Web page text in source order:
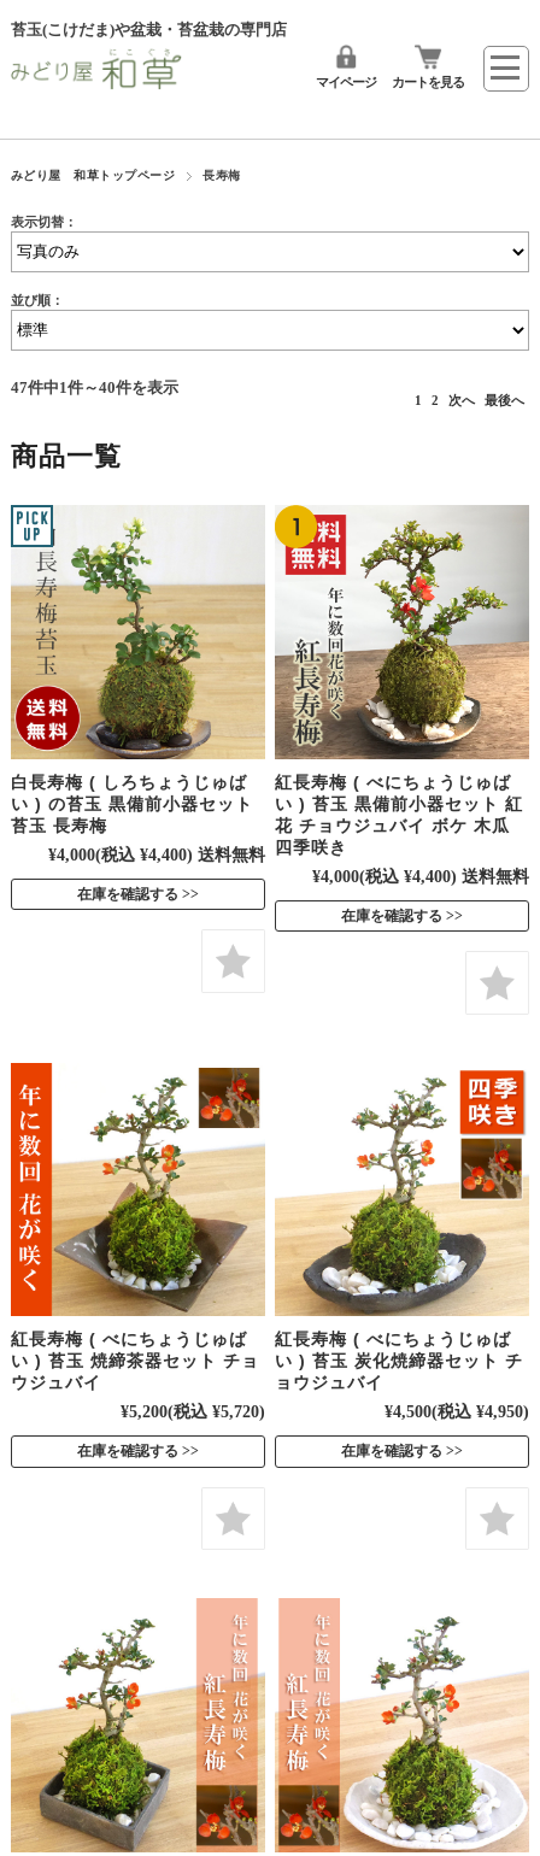
苔玉(こけだま)や盆栽・苔盆栽の専門店
マイページ カートを見る
みどり屋 和草トップページ 長寿梅
表示切替：
並び順：
47件中1件～40件を表示
1 2 次へ 最後へ
商品一覧
白長寿梅 ( しろちょうじゅば
い ) の苔玉 黒備前小器セット
苔玉 長寿梅
¥4,000(税込 ¥4,400) 送料無料
在庫を確認する
紅長寿梅 ( べにちょうじゅば
い ) 苔玉 黒備前小器セット 紅
花 チョウジュバイ ボケ 木瓜
四季咲き
¥4,000(税込 ¥4,400) 送料無料
在庫を確認する
紅長寿梅 ( べにちょうじゅば
い ) 苔玉 焼締茶器セット チョ
ウジュバイ
¥5,200(税込 ¥5,720)
在庫を確認する
紅長寿梅 ( べにちょうじゅば
い ) 苔玉 炭化焼締器セット チ
ョウジュバイ
¥4,500(税込 ¥4,950)
在庫を確認する